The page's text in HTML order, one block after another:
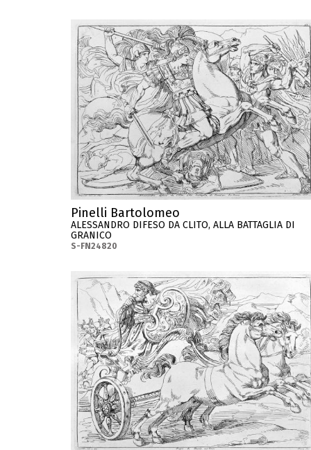
Pinelli Bartolomeo
ALESSANDRO DIFESO DA CLITO, ALLA BATTAGLIA DI
GRANICO
S-FN24820